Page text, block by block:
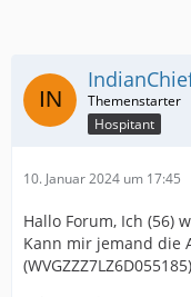
Hospitant
10. Januar 2024 um 17:45
Hallo Forum, Ich (56)
Kann mir jemand die